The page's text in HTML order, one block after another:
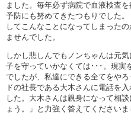
ました。毎年必ず病院で血液検査
予防にも努めてきたつもりでした
してこんなことになってしまった
ませんでした。
しかし悲しんでもノンちゃんは元
子を守っていかなくては･･･。現実
でしたが、私達にできる全てをや
ドの社長である大木さんに電話を
した。大木さんは親身になって相
ょう。」と力強く答えてくださいま